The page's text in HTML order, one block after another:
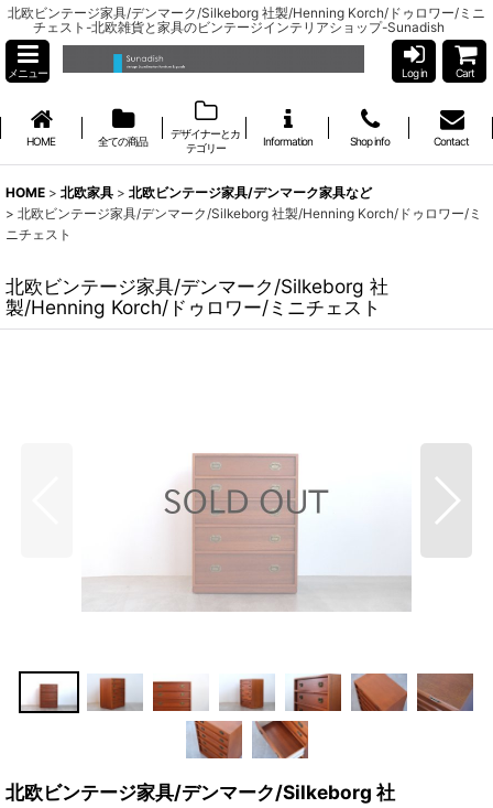
北欧ビンテージ家具/デンマーク/Silkeborg 社製/Henning Korch/ドゥロワー/ミニ
チェスト-北欧雑貨と家具のビンテージインテリアショップ-Sunadish
メニュー Log in Cart
HOME 全ての商品
デザイナーとカ
テゴリー
Information Shop info Contact
HOME > 北欧家具 > 北欧ビンテージ家具/デンマーク家具など
> 北欧ビンテージ家具/デンマーク/Silkeborg 社製/Henning Korch/ドゥロワー/ミ
ニチェスト
北欧ビンテージ家具/デンマーク/Silkeborg 社
製/Henning Korch/ドゥロワー/ミニチェスト
北欧ビンテージ家具/デンマーク/Silkeborg 社